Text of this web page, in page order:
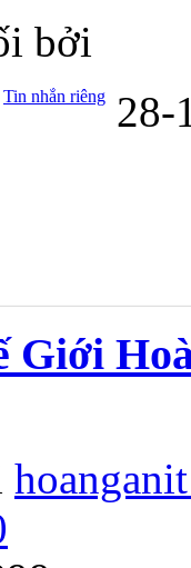
bởi
Tin nhắn riêng 28-
Giới